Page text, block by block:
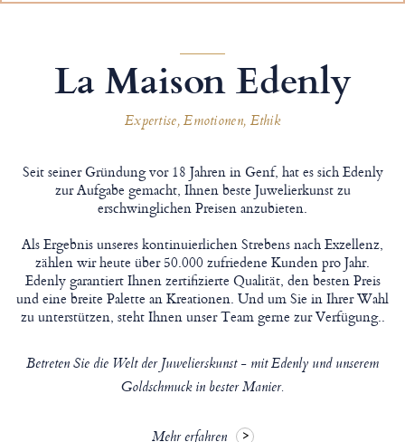
La Maison Edenly
Expertise, Emotionen, Ethik
Seit seiner Gründung vor 18 Jahren in Genf, hat es sich Edenly
zur Aufgabe gemacht, Ihnen beste Juwelierkunst zu
erschwinglichen Preisen anzubieten.
Als Ergebnis unseres kontinuierlichen Strebens nach Exzellenz,
zählen wir heute über 50.000 zufriedene Kunden pro Jahr.
Edenly garantiert Ihnen zertifizierte Qualität, den besten Preis
und eine breite Palette an Kreationen. Und um Sie in Ihrer Wahl
zu unterstützen, steht Ihnen unser Team gerne zur Verfügung..
Betreten Sie die Welt der Juwelierskunst - mit Edenly und unserem
Goldschmuck in bester Manier.